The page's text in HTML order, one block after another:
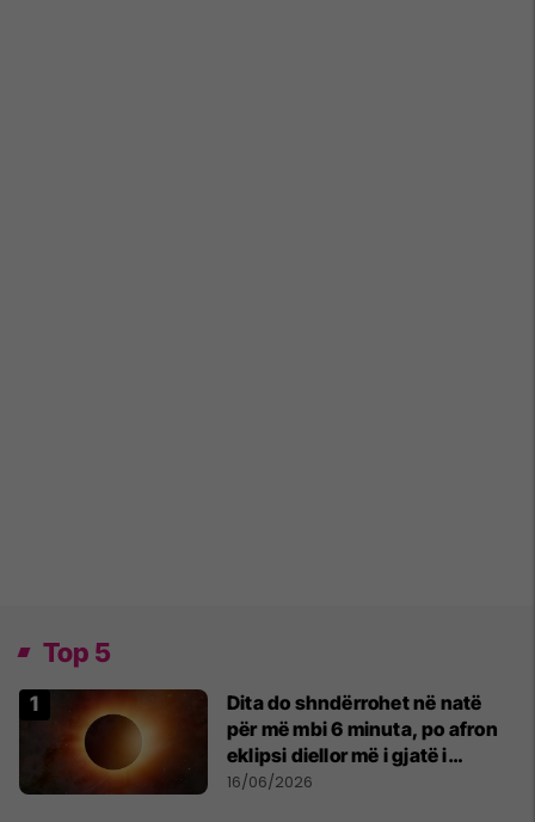
Top 5
Dita do shndërrohet në natë
për më mbi 6 minuta, po afron
eklipsi diellor më i gjatë i
shekullit të 21-të
16/06/2026